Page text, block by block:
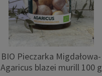
BIO Pieczarka Migdałowa-
Agaricus blazei murill 100 g